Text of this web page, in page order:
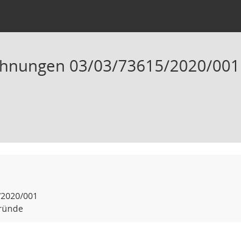
03/03/73615/2020/001
001